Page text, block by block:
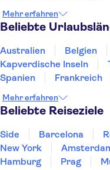
Circle Line Sightseeing
American Museum of
Intrepid Sea, Air &
One World Observatory
MoMA - Museum of
Madame Tussauds New
Mehr erfahren
Beliebte
Australien Belgien
Kapverdische Inseln
Spanien
Frankreich
Norwegen
Polen
Mehr erfahren
Beliebte Reiseziele
Side Barcelona
New York
Hamburg
Prag